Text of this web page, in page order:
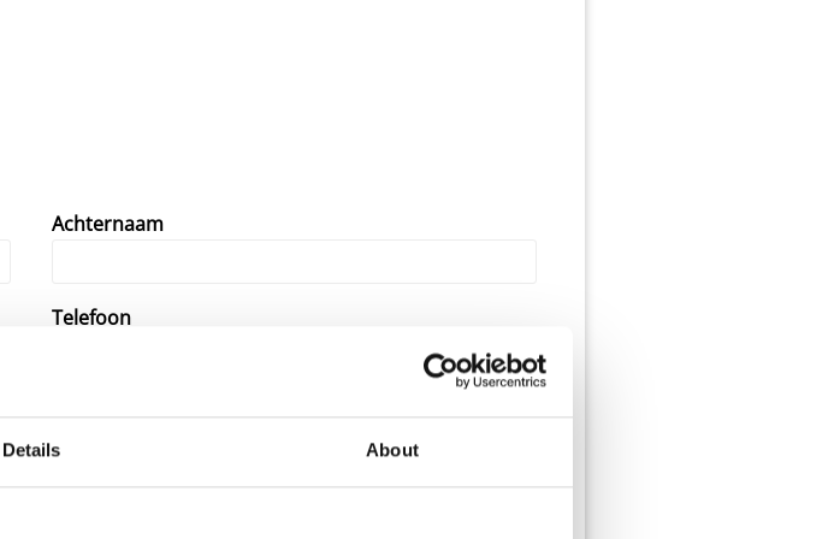
Details About
Achternaam
Telefoon
Stad Vereist